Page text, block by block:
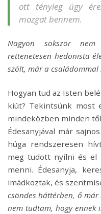
ott tényleg úgy
mozgat bennem.
Nagyon sokszor
rettenetesen hedonista
szólt, már a családommal
Hogyan tud az Isten
kiút? Tekintsünk most
mindeközben minden
Édesanyjával már
húga rendszeresen
meg tudott nyílni és el
menni. Édesanyja,
imádkoztak, és
csöndes háttérben, ő
nem tudtam, hogy ennek